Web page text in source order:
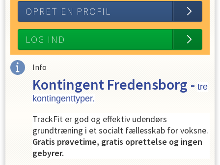
OPRET EN PROFIL
LOG IND
Info
Kontingent Fredensborg - tre
kontingenttyper.
TrackFit er god og effektiv udendørs
grundtræning i et socialt fællesskab for voksne.
Gratis prøvetime, gratis oprettelse og ingen
gebyrer.